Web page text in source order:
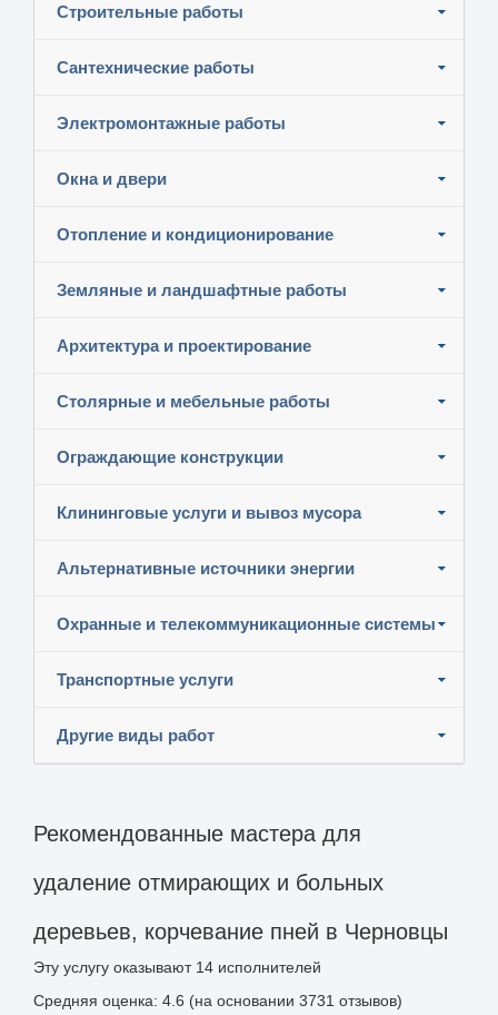
Строительные работы
Сантехнические работы
Электромонтажные работы
Окна и двери
Отопление и кондиционирование
Земляные и ландшафтные работы
Архитектура и проектирование
Столярные и мебельные работы
Ограждающие конструкции
Клининговые услуги и вывоз мусора
Альтернативные источники энергии
Охранные и телекоммуникационные системы
Транспортные услуги
Другие виды работ
Рекомендованные мастера для
удаление отмирающих и больных
деревьев, корчевание пней в Черновцы
Эту услугу оказывают 14 исполнителей
Средняя оценка: 4.6 (на основании 3731 отзывов)